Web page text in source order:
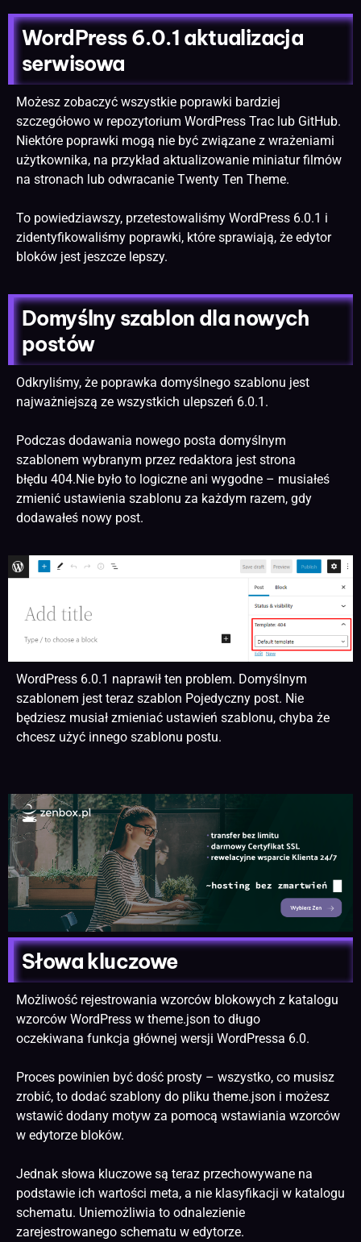
WordPress 6.0.1 aktualizacja
serwisowa
Możesz zobaczyć wszystkie poprawki bardziej
szczegółowo w repozytorium WordPress Trac lub GitHub.
Niektóre poprawki mogą nie być związane z wrażeniami
użytkownika, na przykład aktualizowanie miniatur filmów
na stronach lub odwracanie Twenty Ten Theme.
To powiedziawszy, przetestowaliśmy WordPress 6.0.1 i
zidentyfikowaliśmy poprawki, które sprawiają, że edytor
bloków jest jeszcze lepszy.
Domyślny szablon dla nowych
postów
Odkryliśmy, że poprawka domyślnego szablonu jest
najważniejszą ze wszystkich ulepszeń 6.0.1.
Podczas dodawania nowego posta domyślnym
szablonem wybranym przez redaktora jest strona
błędu 404.Nie było to logiczne ani wygodne – musiałeś
zmienić ustawienia szablonu za każdym razem, gdy
dodawałeś nowy post.
WordPress 6.0.1 naprawił ten problem. Domyślnym
szablonem jest teraz szablon Pojedyczny post. Nie
będziesz musiał zmieniać ustawień szablonu, chyba że
chcesz użyć innego szablonu postu.
Słowa kluczowe
Możliwość rejestrowania wzorców blokowych z katalogu
wzorców WordPress w theme.json to długo
oczekiwana funkcja głównej wersji WordPressa 6.0.
Proces powinien być dość prosty – wszystko, co musisz
zrobić, to dodać szablony do pliku theme.json i możesz
wstawić dodany motyw za pomocą wstawiania wzorców
w edytorze bloków.
Jednak słowa kluczowe są teraz przechowywane na
podstawie ich wartości meta, a nie klasyfikacji w katalogu
schematu. Uniemożliwia to odnalezienie
zarejestrowanego schematu w edytorze.